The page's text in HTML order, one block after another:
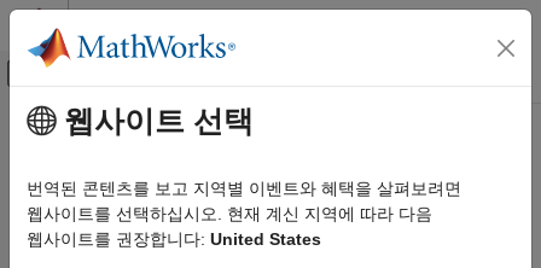
콘텐츠로 바로 가기
오프캔버스 탐색 메뉴 토글
문서 홈
카테고리
Mapping Toolbox
주요 콘텐츠
웹사이트 선택
번역된 콘텐츠를 보고 지역별 이벤트와 혜택을 살펴보려면
웹사이트를 선택하십시오. 현재 계신 지역에 따라 다음
웹사이트를 권장합니다: United States